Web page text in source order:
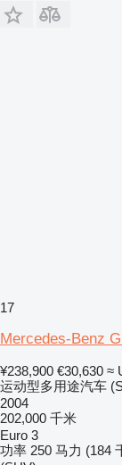
17
Mercedes-Benz
¥238,900 €30,630 ≈
运动型多用途汽车
2004
202,000 千米
Euro 3
功率 250 马力 (184